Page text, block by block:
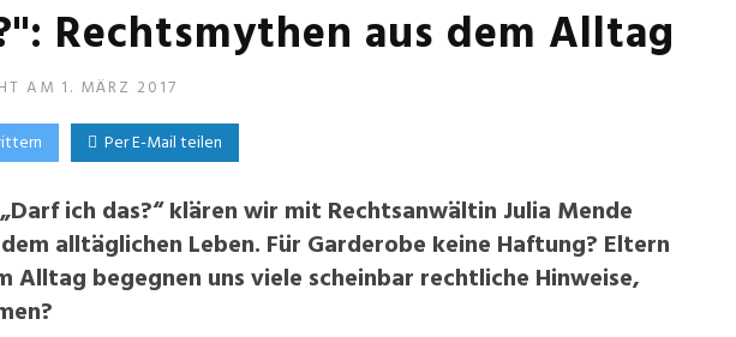
Rechtsmythen aus dem Alltag
AM 1. MÄRZ 2017
Per E-Mail teilen
ich das?“ klären wir mit Rechtsanwältin Julia Mende
alltäglichen Leben. Für Garderobe keine Haftung? Eltern
Alltag begegnen uns viele scheinbar rechtliche Hinweise,